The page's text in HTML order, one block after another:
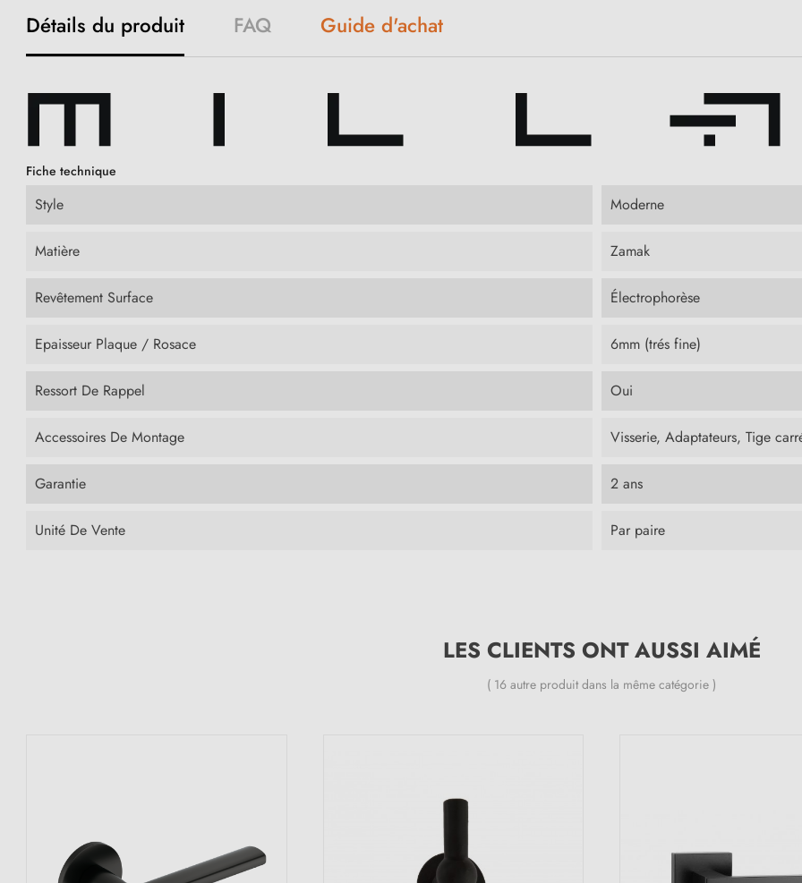
Détails du produit FAQ Guide d'achat
Fiche technique
Style Moderne
Matière Zamak
Revêtement Surface Électrophorèse
Epaisseur Plaque / Rosace 6mm (trés fine)
Ressort De Rappel Oui
Accessoires De Montage Visserie, Adaptateurs, Tige
Garantie 2 ans
Unité De Vente Par paire
LES CLIENTS ONT AUSSI AIMÉ
( 16 autre produit dans la même catégorie )